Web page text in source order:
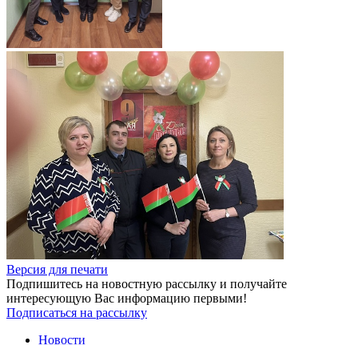
Версия для печати
Подпишитесь на новостную рассылку и получайте
интересующую Вас информацию первыми!
Подписаться на рассылку
Новости